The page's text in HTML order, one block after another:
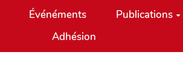
Événéments Publications
Adhésion